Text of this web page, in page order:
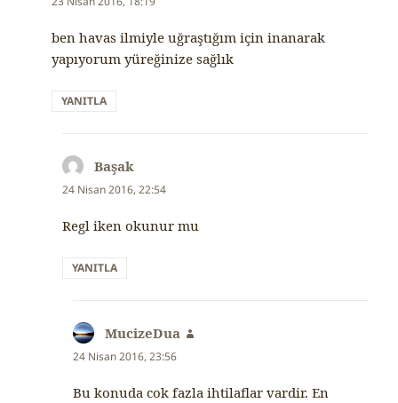
ben havas ilmiyle uğraştığım için inanarak
yapıyorum yüreğinize sağlık
YANITLA
Başak
ki:
24 Nisan 2016, 22:54
Regl iken okunur mu
YANITLA
MucizeDua
24 Nisan 2016, 23:56
Bu konuda cok fazla ihtilaflar vardir. En